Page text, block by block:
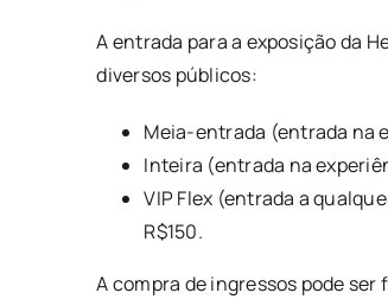
A entrada para a exposição da
diversos públicos:
Meia-entrada (entrada na
Inteira (entrada na
VIP Flex (entrada a
R$150.
A compra de ingressos pode ser